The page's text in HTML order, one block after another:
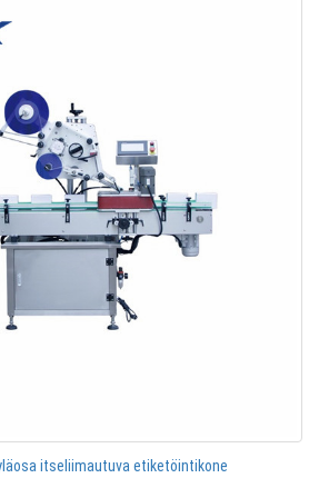
itseliimautuva etiketöintikone